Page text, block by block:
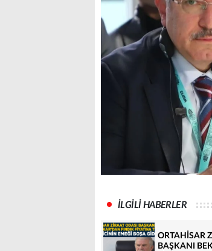
İLGİLİ HABERLER
ORTAHİSAR
BAŞKANI